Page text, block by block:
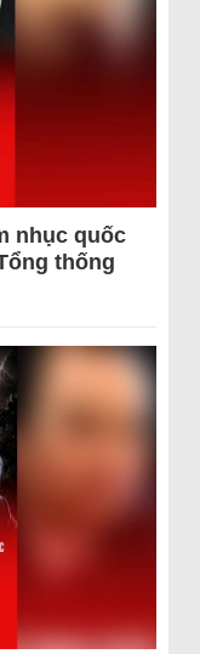
nhục quốc
thống